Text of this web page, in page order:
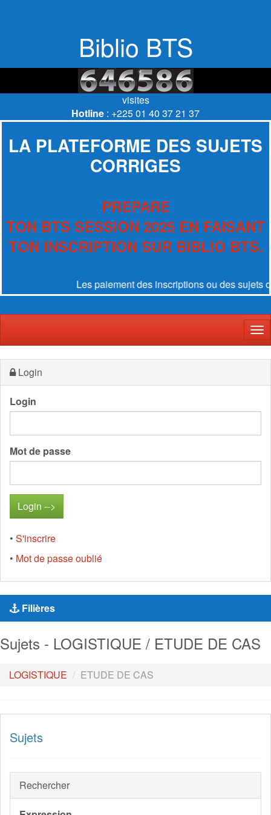
Biblio BTS
visites
Hotline : +225 01 40 37 21 37
LA PLATEFORME DES SUJETS
CORRIGES
PREPARE
TON BTS SESSION 2025 EN FAISANT
TON INSCRIPTION SUR BIBLIO BTS.
Les paiement des inscriptions ou des sujets
Login
Login
Mot de passe
• S'inscrire
• Mot de passe oublié
Filières
Sujets - LOGISTIQUE / ETUDE DE CAS
LOGISTIQUE ETUDE DE CAS
Sujets
Rechercher